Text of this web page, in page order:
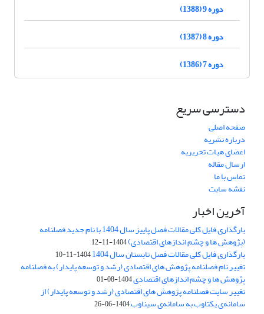
دوره 9 (1388)
دوره 8 (1387)
دوره 7 (1386)
دسترسی سریع
صفحه اصلی
درباره نشریه
اعضای هیات تحریریه
ارسال مقاله
تماس با ما
نقشه سایت
آخرین اخبار
بارگذاری فایل کلی مقالات فصل پاییز سال 1404 با نام جدید فصلنامه
(پژوهش ها و چشم اندازهای اقتصادی)1404-11-12
بارگذاری فایل کلی مقالات فصل تابستان سال 1404 1404-11-10
تغییر نام فصلنامه پژوهش های اقتصادی (رشد و توسعه پایدار) به فصلنامه
پژوهش ها و چشم اندازهای اقتصادی1404-08-01
تغییر سایت فصلنامه پژوهش های اقتصادی (رشد و توسعه پایدار) از
سامانه‌ی یکتاوب به سامانه‌ی سیناوب1404-06-26